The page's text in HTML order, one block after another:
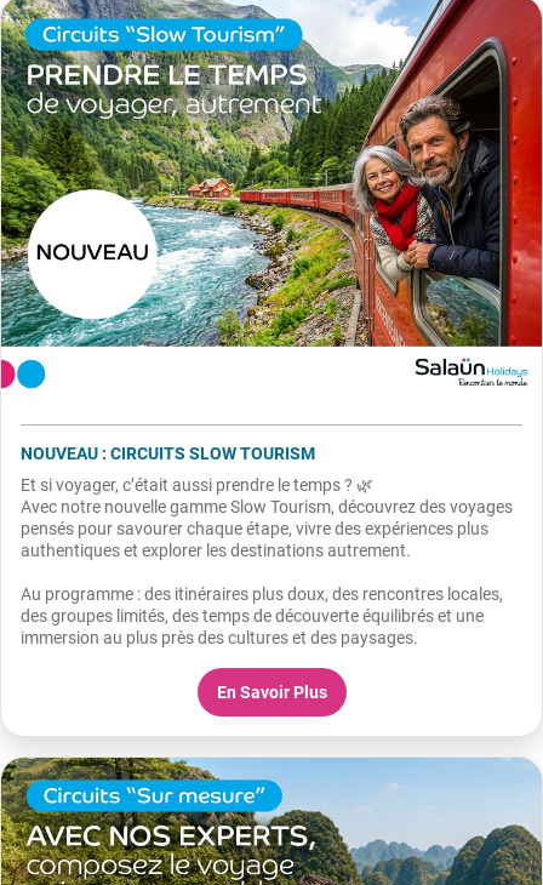
NOUVEAU : CIRCUITS SLOW TOURISM
Et si voyager, c’était aussi prendre le temps ? 🌿
Avec notre nouvelle gamme Slow Tourism, découvrez des voyages
pensés pour savourer chaque étape, vivre des expériences plus
authentiques et explorer les destinations autrement.
Au programme : des itinéraires plus doux, des rencontres locales,
des groupes limités, des temps de découverte équilibrés et une
immersion au plus près des cultures et des paysages.
En Savoir Plus